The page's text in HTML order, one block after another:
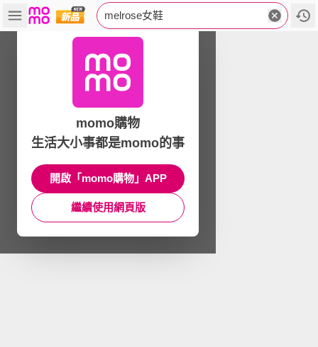
melrose女鞋
momo購物
生活大小事都是momo的事
開啟「momo購物」APP
繼續使用網頁版